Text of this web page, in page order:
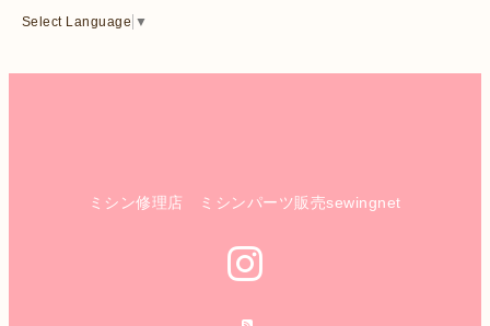
Select Language ▼
ミシン修理店 ミシンパーツ販売sewingnet